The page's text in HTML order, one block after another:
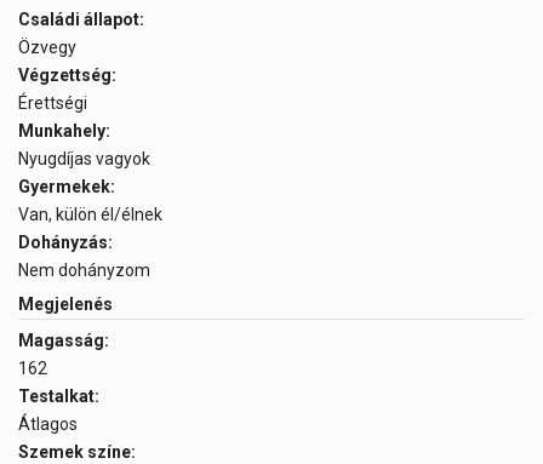
Családi állapot:
Özvegy
Végzettség:
Érettségi
Munkahely:
Nyugdíjas vagyok
Gyermekek:
Van, külön él/élnek
Dohányzás:
Nem dohányzom
Megjelenés
Magasság:
162
Testalkat:
Átlagos
Szemek színe: